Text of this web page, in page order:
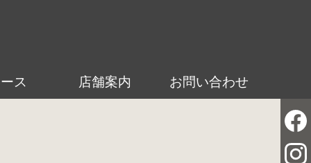
ス 店舗案内 お問い合わせ